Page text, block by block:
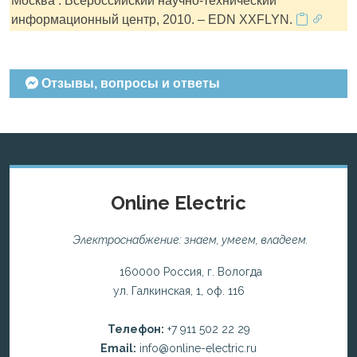
информационный центр, 2010. – EDN XXFLYN.
Отзывы, вопросы и ответы
Online Electric
Электроснабжение: знаем, умеем, владеем.
160000 Россия, г. Вологда
ул. Галкинская, 1, оф. 116
Телефон: +7 911 502 22 29
Email: info@online-electric.ru